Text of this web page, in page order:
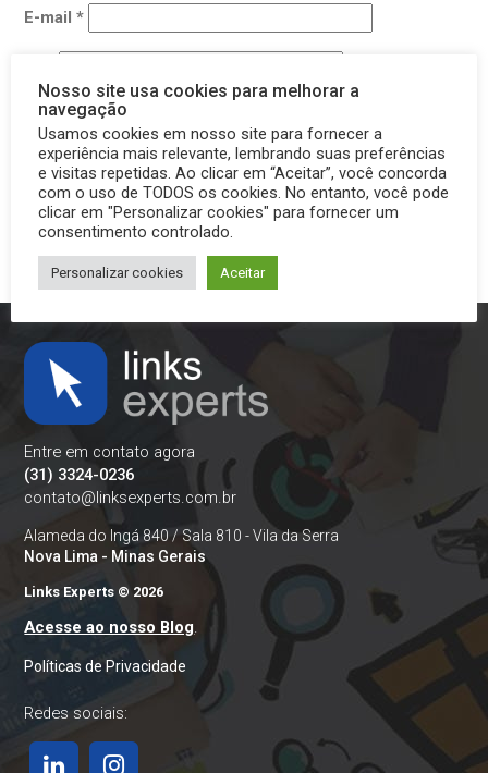
E-mail*
Salvar meus dados neste navegador para a próxima vez
que eu comentar.
Entre em contato agora
(31) 3324-0236
contato@linksexperts.com.br
Alameda do Ingá 840 / Sala 810 - Vila da Serra
Nova Lima - Minas Gerais
Links Experts © 2026
Acesse ao nosso Blog.
Políticas de Privacidade
Redes sociais:
Nosso site usa cookies para melhorar a
navegação
Usamos cookies em nosso site para fornecer a
experiência mais relevante, lembrando suas preferências
e visitas repetidas. Ao clicar em “Aceitar”, você concorda
com o uso de TODOS os cookies. No entanto, você pode
clicar em "Personalizar cookies" para fornecer um
consentimento controlado.
Personalizar cookies Aceitar